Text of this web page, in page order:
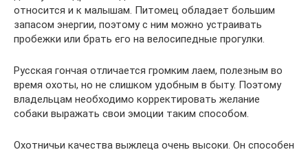
относится и к малышам. Питомец обладает большим
запасом энергии, поэтому с ним можно устраивать
пробежки или брать его на велосипедные прогулки.
Русская гончая отличается громким лаем, полезным во
время охоты, но не слишком удобным в быту. Поэтому
владельцам необходимо корректировать желание
собаки выражать свои эмоции таким способом.
Охотничьи качества выжлеца очень высоки. Он способен